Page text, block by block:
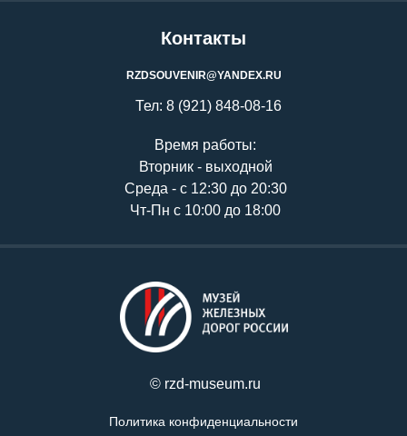
Контакты
RZDSOUVENIR@YANDEX.RU
© rzd-museum.ru
Время работы:
Вторник - выходной
Среда - с 12:30 до 20:30
Чт-Пн с 10:00 до 18:00
Тел: 8 (921) 848-08-16
Политика конфиденциальности